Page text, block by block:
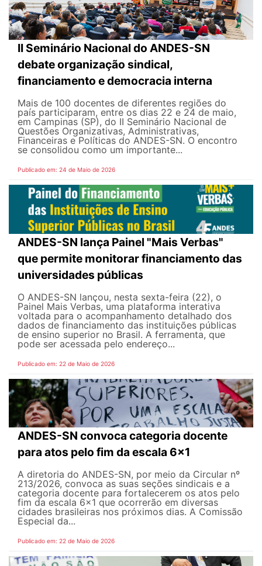
II Seminário Nacional do ANDES-SN
debate organização sindical,
financiamento e democracia interna
Mais de 100 docentes de diferentes regiões do
país participaram, entre os dias 22 e 24 de maio,
em Campinas (SP), do II Seminário Nacional de
Questões Organizativas, Administrativas,
Financeiras e Políticas do ANDES-SN. O encontro
se consolidou como um importante...
Publicado em: 24 de Maio de 2026
ANDES-SN lança Painel "Mais Verbas"
que permite monitorar financiamento das
universidades públicas
O ANDES-SN lançou, nesta sexta-feira (22), o
Painel Mais Verbas, uma plataforma interativa
voltada para o acompanhamento detalhado dos
dados de financiamento das instituições públicas
de ensino superior no Brasil. A ferramenta, que
pode ser acessada pelo endereço...
Publicado em: 22 de Maio de 2026
ANDES-SN convoca categoria docente
para atos pelo fim da escala 6x1
A diretoria do ANDES-SN, por meio da Circular nº
213/2026, convoca as suas seções sindicais e a
categoria docente para fortalecerem os atos pelo
fim da escala 6x1 que ocorrerão em diversas
cidades brasileiras nos próximos dias. A Comissão
Especial da...
Publicado em: 22 de Maio de 2026